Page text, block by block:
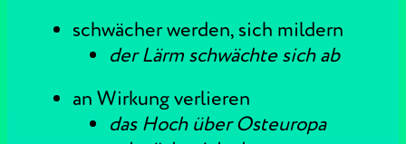
schwächer werden, sich mildern
der Lärm schwächte sich ab
an Wirkung verlieren
das Hoch über Osteuropa